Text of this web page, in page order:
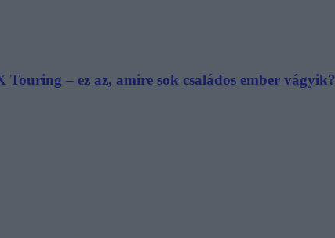
– ez az, amire sok családos ember vágyik?